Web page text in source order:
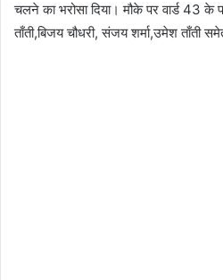
चलने का भरोसा दिया। मौके पर वार्ड 43 के
ताँती,बिजय चौधरी, संजय शर्मा,उमेश ताँती